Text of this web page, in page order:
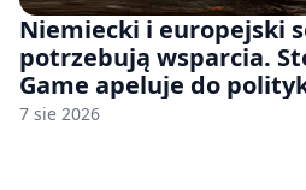
Niemiecki i europejski
potrzebują wsparcia.
Game apeluje do
7 sie 2026